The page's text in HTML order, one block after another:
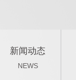
新闻动态
NEWS